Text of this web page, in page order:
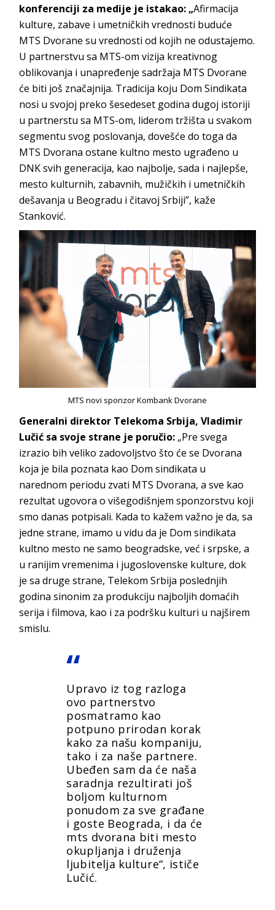
konferenciji za medije je istakao: „Afirmacija
kulture, zabave i umetničkih vrednosti buduće
MTS Dvorane su vrednosti od kojih ne odustajemo.
U partnerstvu sa MTS-om vizija kreativnog
oblikovanja i unapređenje sadržaja MTS Dvorane
će biti još značajnija. Tradicija koju Dom Sindikata
nosi u svojoj preko šesedeset godina dugoj istoriji
u partnerstu sa MTS-om, liderom tržišta u svakom
segmentu svog poslovanja, dovešće do toga da
MTS Dvorana ostane kultno mesto ugrađeno u
DNK svih generacija, kao najbolje, sada i najlepše,
mesto kulturnih, zabavnih, mužičkih i umetničkih
dešavanja u Beogradu i čitavoj Srbiji”, kaže
Stanković.
MTS novi sponzor Kombank Dvorane
Generalni direktor Telekoma Srbija, Vladimir
Lučić sa svoje strane je poručio: „Pre svega
izrazio bih veliko zadovoljstvo što će se Dvorana
koja je bila poznata kao Dom sindikata u
narednom periodu zvati MTS Dvorana, a sve kao
rezultat ugovora o višegodišnjem sponzorstvu koji
smo danas potpisali. Kada to kažem važno je da, sa
jedne strane, imamo u vidu da je Dom sindikata
kultno mesto ne samo beogradske, već i srpske, a
u ranijim vremenima i jugoslovenske kulture, dok
je sa druge strane, Telekom Srbija poslednjih
godina sinonim za produkciju najboljih domaćih
serija i filmova, kao i za podršku kulturi u najširem
smislu.
Upravo iz tog razloga
ovo partnerstvo
posmatramo kao
potpuno prirodan korak
kako za našu kompaniju,
tako i za naše partnere.
Ubeđen sam da će naša
saradnja rezultirati još
boljom kulturnom
ponudom za sve građane
i goste Beograda, i da će
mts dvorana biti mesto
okupljanja i druženja
ljubitelja kulture“, ističe
Lučić.